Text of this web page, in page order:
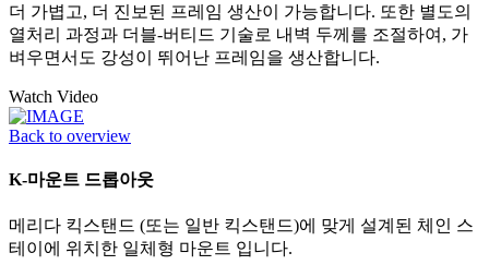
더 가볍고, 더 진보된 프레임 생산이 가능합니다. 또한 별도의
열처리 과정과 더블-버티드 기술로 내벽 두께를 조절하여, 가
벼우면서도 강성이 뛰어난 프레임을 생산합니다.
Watch Video
Back to overview
K-마운트 드롭아웃
메리다 킥스탠드 (또는 일반 킥스탠드)에 맞게 설계된 체인 스
테이에 위치한 일체형 마운트 입니다.